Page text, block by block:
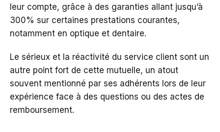
leur compte, grâce à des garanties allant jusqu’à
300% sur certaines prestations courantes,
notamment en optique et dentaire.
Le sérieux et la réactivité du service client sont un
autre point fort de cette mutuelle, un atout
souvent mentionné par ses adhérents lors de leur
expérience face à des questions ou des actes de
remboursement.